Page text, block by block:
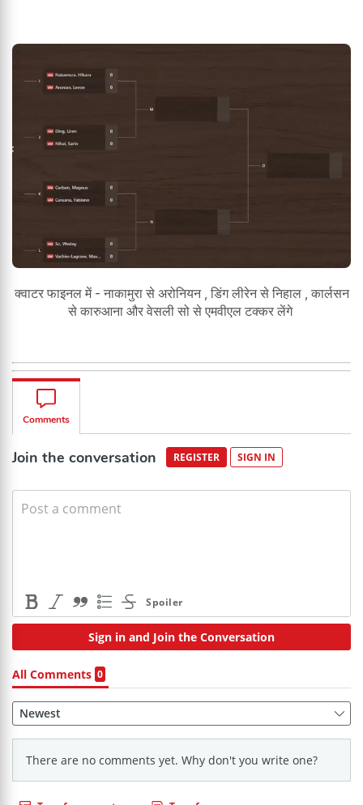
क्वाटर फाइनल में - नाकामुरा से अरोनियन , डिंग लीरेन से निहाल , कार्लसन
से कारुआना और वेसली सो से एमवीएल टक्कर लेंगे